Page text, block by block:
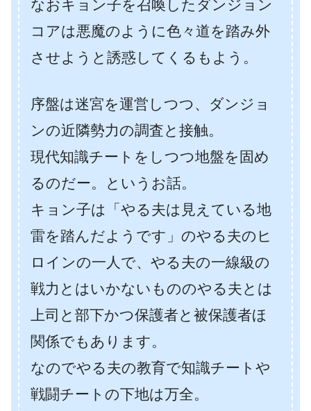
なおキョン子を召喚したダンジョン
コアは悪魔のように色々道を踏み外
させようと誘惑してくるもよう。
序盤は迷宮を運営しつつ、ダンジョ
ンの近隣勢力の調査と接触。
現代知識チートをしつつ地盤を固め
るのだー。というお話。
キョン子は「やる夫は見えている地
雷を踏んだようです」のやる夫のヒ
ロインの一人で、やる夫の一線級の
戦力とはいかないもののやる夫とは
上司と部下かつ保護者と被保護者ほ
関係でもあります。
なのでやる夫の教育で知識チートや
戦闘チートの下地は万全。